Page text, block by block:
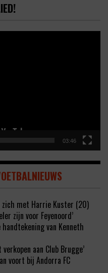
03:46
zich met Harrie Kuster (20)
zijn voor Feyenoord’
van Kenneth
aan Club Brugge’
voort bij Andorra FC